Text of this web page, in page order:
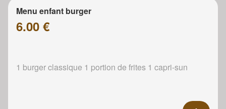
Menu enfant burger
6.00 €
1 burger classique 1 portion de frites 1 capri-sun